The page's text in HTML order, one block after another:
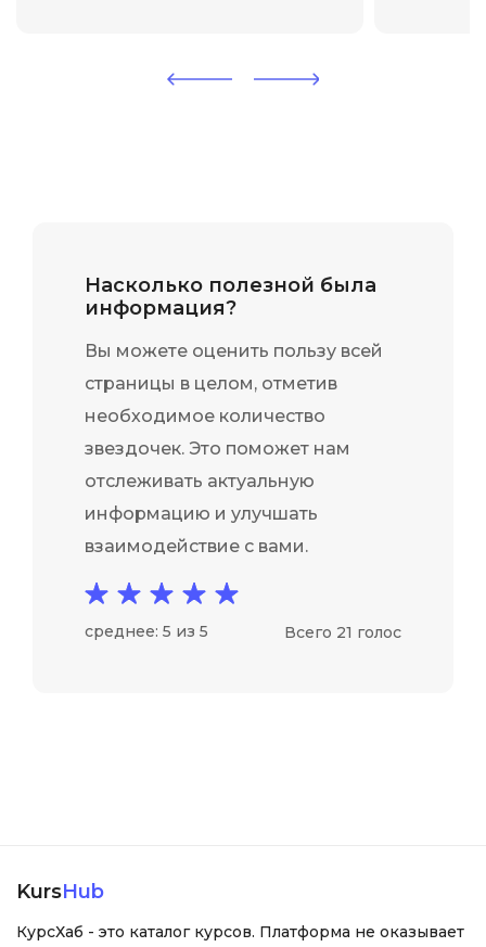
оказался идеальный выбор
Насколько полезной была
информация?
Вы можете оценить пользу всей
страницы в целом, отметив
необходимое количество
звездочек. Это поможет нам
отслеживать актуальную
информацию и улучшать
взаимодействие с вами.
среднее: 5 из 5 Всего 21 голос
KursHub
КурсХаб - это каталог курсов. Платформа не оказывает